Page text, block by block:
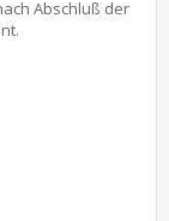
Abschluß der